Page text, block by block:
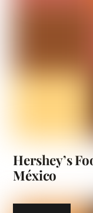
Hershey’s
México